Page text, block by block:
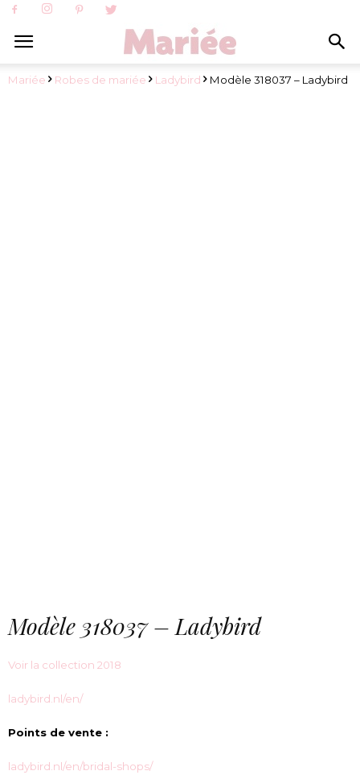
Mariée Robes de mariée Ladybird Modèle 318037 – Ladybird
Modèle 318037 – Ladybird
Voir la collection 2018
ladybird.nl/en/
Points de vente :
ladybird.nl/en/bridal-shops/